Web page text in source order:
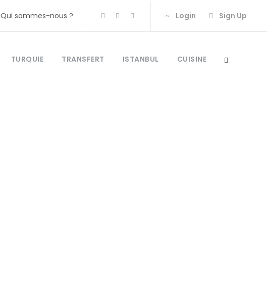
Qui sommes-nous ? Login Sign Up
TURQUIE TRANSFERT ISTANBUL CUISINE